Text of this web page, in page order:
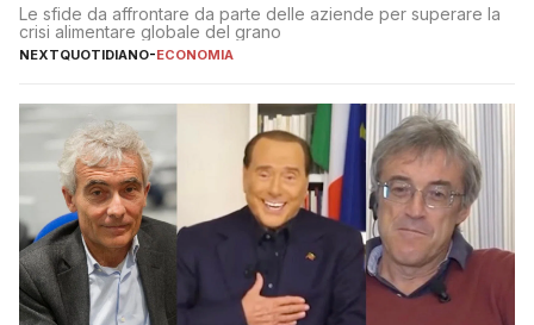
Le sfide da affrontare da parte delle aziende per superare la
crisi alimentare globale del grano
NEXTQUOTIDIANO-ECONOMIA